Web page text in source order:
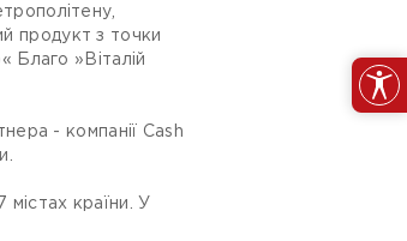
продукт з точки
Благо »Віталій
- компанії Cash
країни. У